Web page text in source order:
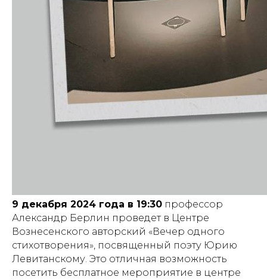
9 декабря 2024 года в 19:30 профессор
Александр Берлин проведет в Центре
Вознесенского авторский «Вечер одного
стихотворения», посвященный поэту Юрию
Левитанскому. Это отличная возможность
посетить бесплатное мероприятие в центре